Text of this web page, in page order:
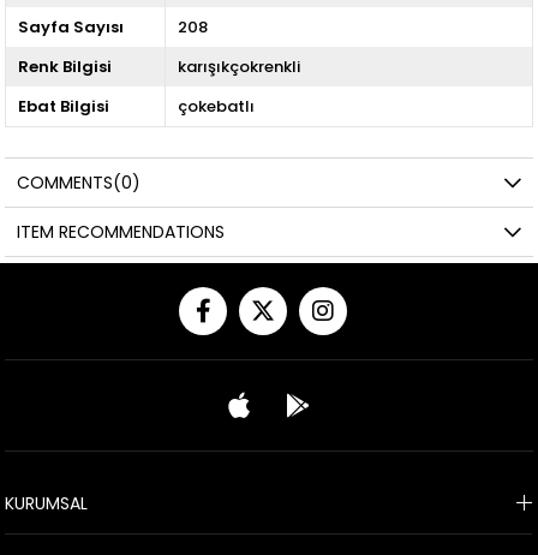
Sayfa Sayısı
208
Renk Bilgisi
karışıkçokrenkli
Ebat Bilgisi
çokebatlı
COMMENTS(0)
ITEM RECOMMENDATIONS
KURUMSAL